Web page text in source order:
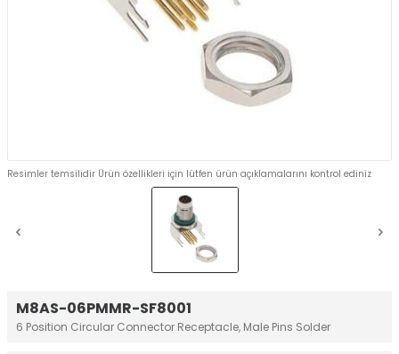
M8AS-06PMMR-SF8001
6 Position Circular Connector Receptacle, Male Pins Solder
Resimler temsilidir Ürün özellikleri için lütfen ürün açıklamalarını kontrol ediniz